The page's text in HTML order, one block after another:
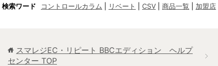
検索ワード コントロールカラム リベート CSV 商品一覧 加盟店
スマレジEC・リピート BBCエディション ヘルプ
センター TOP